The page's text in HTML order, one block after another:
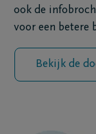
ook de
voor een betere
Bekijk de